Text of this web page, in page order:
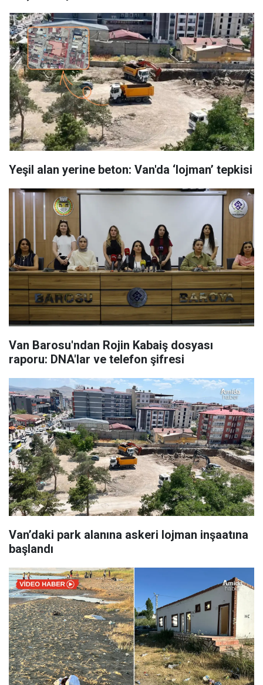
Yeşil alan yerine beton: Van'da ‘lojman’ tepkisi
Van Barosu'ndan Rojin Kabaiş dosyası
raporu: DNA'lar ve telefon şifresi
Van’daki park alanına askeri lojman inşaatına
başlandı